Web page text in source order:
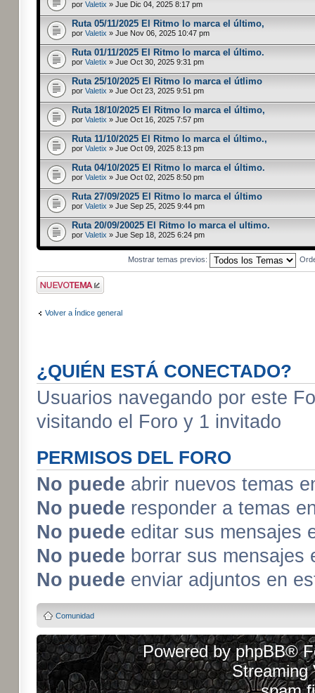
por Valetix » Jue Dic 04, 2025 8:17 pm
Ruta 05/11/2025 El Ritmo lo marca el último,
por Valetix » Jue Nov 06, 2025 10:47 pm
Ruta 01/11/2025 El Ritmo lo marca el último.
por Valetix » Jue Oct 30, 2025 9:31 pm
Ruta 25/10/2025 El Ritmo lo marca el útlimo
por Valetix » Jue Oct 23, 2025 9:51 pm
Ruta 18/10/2025 El Ritmo lo marca el último,
por Valetix » Jue Oct 16, 2025 7:57 pm
Ruta 11/10/2025 El Ritmo lo marca el último.,
por Valetix » Jue Oct 09, 2025 8:13 pm
Ruta 04/10/2025 El Ritmo lo marca el último.
por Valetix » Jue Oct 02, 2025 8:50 pm
Ruta 27/09/2025 El Ritmo lo marca el último
por Valetix » Jue Sep 25, 2025 9:44 pm
Ruta 20/09/20025 El Ritmo lo marca el ultimo.
por Valetix » Jue Sep 18, 2025 6:24 pm
Mostrar temas previos:
Publicar un nuevo
tema
Volver a Índice general
¿QUIÉN ESTÁ CONECTADO?
Usuarios navegando por este
visitando el Foro y 1 invitado
PERMISOS DEL FORO
No puede abrir nuevos temas
No puede responder a temas
No puede editar sus mensajes
No puede borrar sus mensajes
No puede enviar adjuntos en
Comunidad
Powered byphpBB®
Streaming